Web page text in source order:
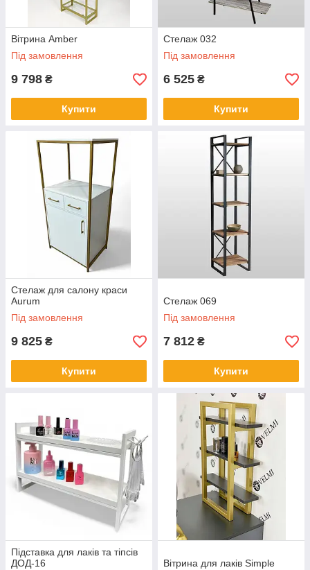
Вітрина Amber
Під замовлення
9 798 ₴
Купити
Стелаж 032
Під замовлення
6 525 ₴
Купити
Стелаж для салону краси
Aurum
Під замовлення
9 825 ₴
Купити
Стелаж 069
Під замовлення
7 812 ₴
Купити
Підставка для лаків та тіпсів
ДОД-16
Вітрина для лаків Simple